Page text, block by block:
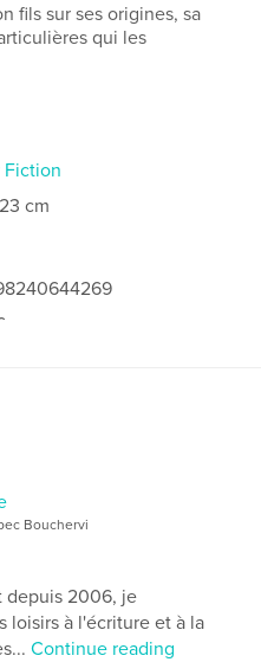
fils sur ses origines, sa
qui les
Fiction
cm
Bouchervi
depuis 2006, je
loisirs à l'écriture et à la
Continue reading